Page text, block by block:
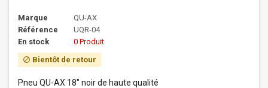
Marque
QU-AX
Référence
UQR-04
En stock
0 Produit
block Bientôt de retour
Pneu QU-AX 18" noir de haute qualité